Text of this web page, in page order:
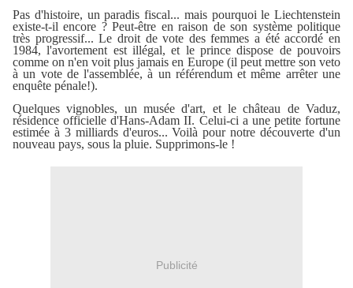
Pas d'histoire, un paradis fiscal... mais pourquoi le Liechtenstein
existe-t-il encore ? Peut-être en raison de son système politique
très progressif... Le droit de vote des femmes a été accordé en
1984, l'avortement est illégal, et le prince dispose de pouvoirs
comme on n'en voit plus jamais en Europe (il peut mettre son veto
à un vote de l'assemblée, à un référendum et même arrêter une
enquête pénale!).
Quelques vignobles, un musée d'art, et le château de Vaduz,
résidence officielle d'Hans-Adam II. Celui-ci a une petite fortune
estimée à 3 milliards d'euros... Voilà pour notre découverte d'un
nouveau pays, sous la pluie. Supprimons-le !
Publicité